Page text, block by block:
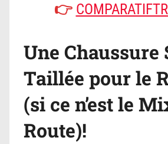
👉
Une Chaussure
Taillée pour le
(si ce n’est le
Route)!